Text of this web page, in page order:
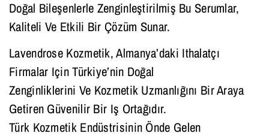
Doğal Bileşenlerle Zenginleştirilmiş Bu Serumlar,
Kaliteli Ve Etkili Bir Çözüm Sunar.
Lavendrose Kozmetik, Almanya’daki Ithalatçı
Firmalar Için Türkiye’nin Doğal
Zenginliklerini Ve Kozmetik Uzmanlığını Bir Araya
Getiren Güvenilir Bir Iş Ortağıdır.
Türk Kozmetik Endüstrisinin Önde Gelen